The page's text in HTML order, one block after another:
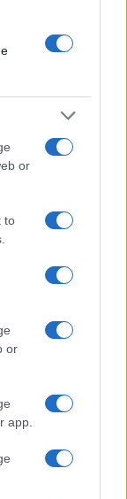
or
to
or
app.
a
és
tánc világa
mint a
már
való
mozgósított
adják
ritka, a
koreográfiát
az üléshez
hatást